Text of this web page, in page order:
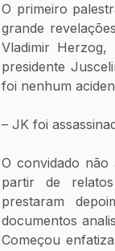
O primeiro
grande
Vladimir
presidente
foi nenhum
– JK foi
O convidado não
partir de
prestaram
documentos
Começou